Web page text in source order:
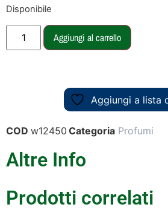
Disponibile
Aggiungi al carrello
Aggiungi a lista
COD w12450 Categoria Profumi
Altre Info
Prodotti correlati